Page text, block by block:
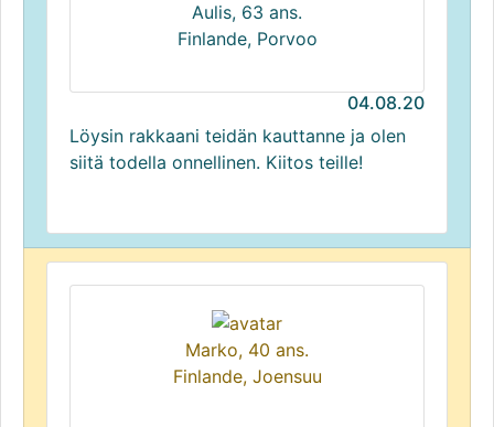
Aulis, 63 ans.
Finlande, Porvoo
04.08.20
Löysin rakkaani teidän kauttanne ja olen
siitä todella onnellinen. Kiitos teille!
Marko, 40 ans.
Finlande, Joensuu